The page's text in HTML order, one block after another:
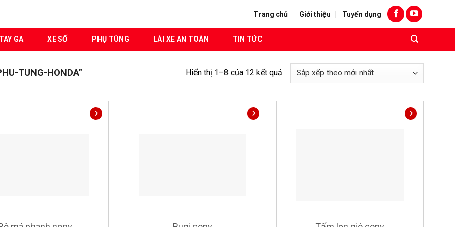
Trang chủ Giới thiệu Tuyển dụng
GA XE SỐ PHỤ TÙNG LÁI XE AN TOÀN TIN TỨC
TUNG-HONDA” Hiển thị 1–8 của 12 kết quả